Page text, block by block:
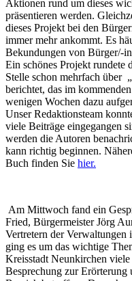
Aktionen rund um dieses
präsentieren werden.
dieses Projekt bei den
immer mehr ankommt. Es
Bekundungen von Bürger/-
Ein schönes Projekt rundete
Stelle schon mehrfach über
berichtet, das im
wenigen Wochen dazu
Unser Redaktionsteam
viele Beiträge eingegangen
werden die Autoren
kann richtig beginnen.
Buch finden Sie hier.
Am Mittwoch fand ein
Fried, Bürgermeister Jörg
Vertretern der Verwaltungen
ging es um das wichtige
Kreisstadt Neunkirchen
Besprechung zur Erörterung